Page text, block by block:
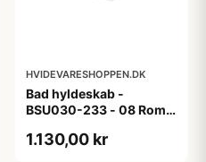
HVIDEVARESHOPPEN.DK
Bad hyldeskab -
BSU030-233 - 08 Roma
1.130,00 kr